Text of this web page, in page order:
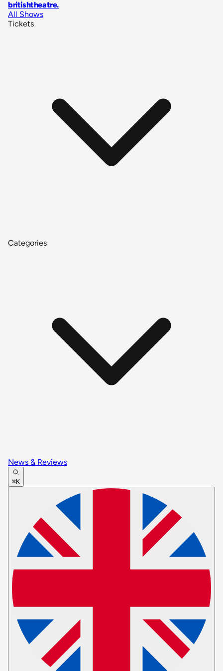
britishtheatre.
All Shows
Tickets
Categories
News & Reviews
⌘K